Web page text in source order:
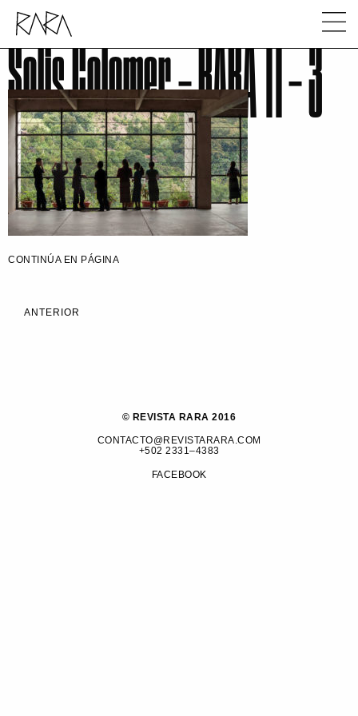
Solis Colomer – RARA 11 – 3
CONTINÚA EN PÁGINA
ANTERIOR
© REVISTA RARA 2016
CONTACTO@REVISTARARA.COM
+502 2331–4383
FACEBOOK